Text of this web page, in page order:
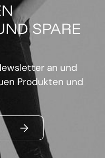
SPARE
an und
Produkten und
ABSENDEN